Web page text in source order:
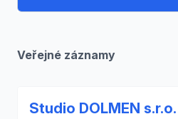
Veřejné záznamy
Studio DOLMEN s.r.o.